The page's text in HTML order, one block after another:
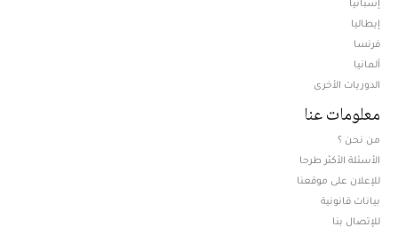
إيطاليا
فرنسا
ألمانيا
الدوريات الأخرى
معلومات عنا
من نحن ؟
الأسئلة الأكثر طرحا
للإعلان على موقعنا
بيانات قانونية
للإتصال بنا